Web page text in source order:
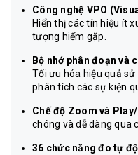
Công nghệ VPO
Hiển thị các tín hiệu ít
tượng hiếm gặp.
Bộ nhớ phân đoạn và
Tối ưu hóa hiệu quả
phân tích các sự kiện
Chế độ Zoom và
chóng và dễ dàng qua
36 chức năng đo tự